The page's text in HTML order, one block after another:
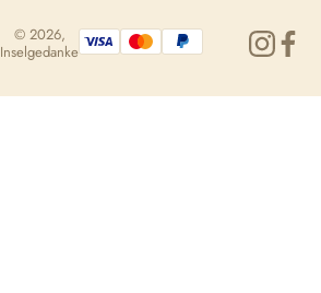
© 2026,
Inselgedanke